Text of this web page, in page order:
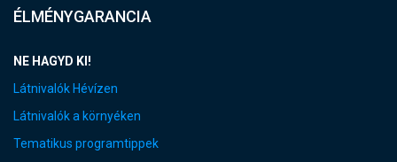
ÉLMÉNYGARANCIA
NE HAGYD KI!
Látnivalók Hévízen
Látnivalók a környéken
Tematikus programtippek